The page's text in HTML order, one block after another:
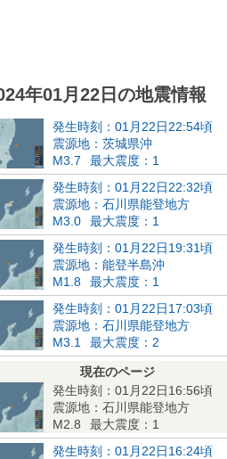
年01月22日の地震情報
発生時刻：01月22日22:54頃
震源地：茨城県沖
M3.7
最大震度：1
発生時刻：01月22日22:32頃
震源地：石川県能登地方
M3.0
最大震度：1
発生時刻：01月22日19:31頃
震源地：能登半島沖
M1.8
最大震度：1
発生時刻：01月22日17:03頃
震源地：石川県能登地方
M3.1
最大震度：2
現在のページ
発生時刻：01月22日16:56頃
震源地：石川県能登地方
M2.8
最大震度：1
発生時刻：01月22日16:24頃